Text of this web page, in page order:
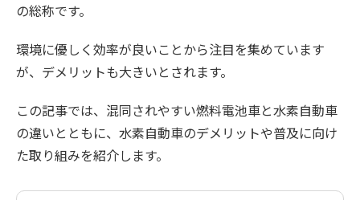
の総称です。
環境に優しく効率が良いことから注目を集めています
が、デメリットも大きいとされます。
この記事では、混同されやすい燃料電池車と水素自動車
の違いとともに、水素自動車のデメリットや普及に向け
た取り組みを紹介します。